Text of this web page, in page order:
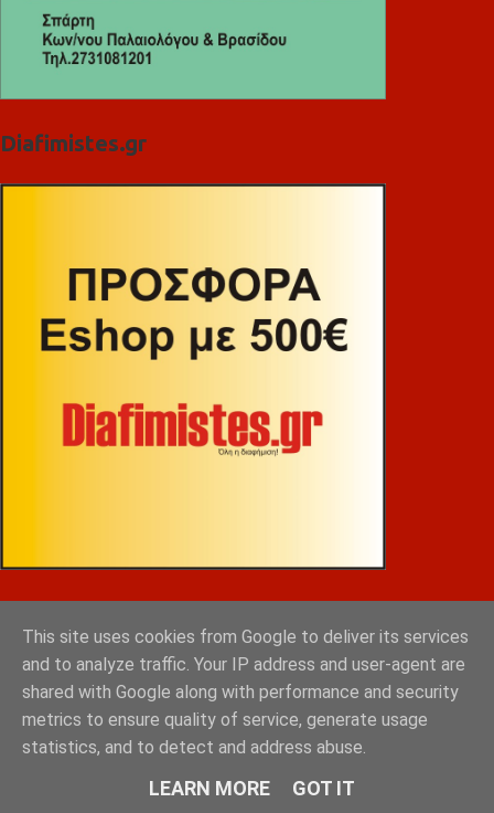
Diafimistes.gr
This site uses cookies from Google to deliver its services
and to analyze traffic. Your IP address and user-agent are
shared with Google along with performance and security
metrics to ensure quality of service, generate usage
statistics, and to detect and address abuse.
LEARN MORE GOT IT